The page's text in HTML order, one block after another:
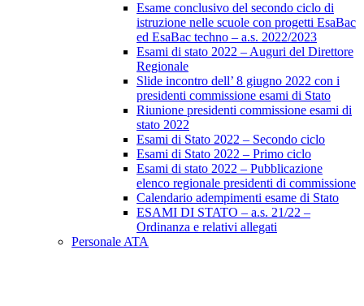
Esame conclusivo del secondo ciclo di
istruzione nelle scuole con progetti EsaBac
ed EsaBac techno – a.s. 2022/2023
Esami di stato 2022 – Auguri del Direttore
Regionale
Slide incontro dell’ 8 giugno 2022 con i
presidenti commissione esami di Stato
Riunione presidenti commissione esami di
stato 2022
Esami di Stato 2022 – Secondo ciclo
Esami di Stato 2022 – Primo ciclo
Esami di stato 2022 – Pubblicazione
elenco regionale presidenti di commissione
Calendario adempimenti esame di Stato
ESAMI DI STATO – a.s. 21/22 –
Ordinanza e relativi allegati
Personale ATA